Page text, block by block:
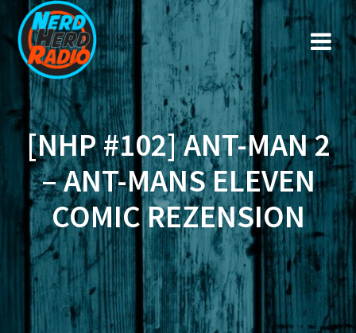
Zum
Inhalt
springen
[NHP #102] ANT-MAN 2
– ANT-MANS ELEVEN
COMIC REZENSION